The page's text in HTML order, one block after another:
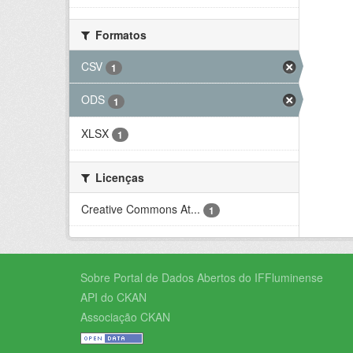
Formatos
CSV
1
ODS 1
XLSX 1
Licenças
Creative Commons At...
1
Sobre Portal de Dados Abertos do IFFluminense
API do CKAN
Associação CKAN